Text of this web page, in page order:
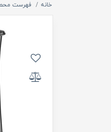
خانه فهرست